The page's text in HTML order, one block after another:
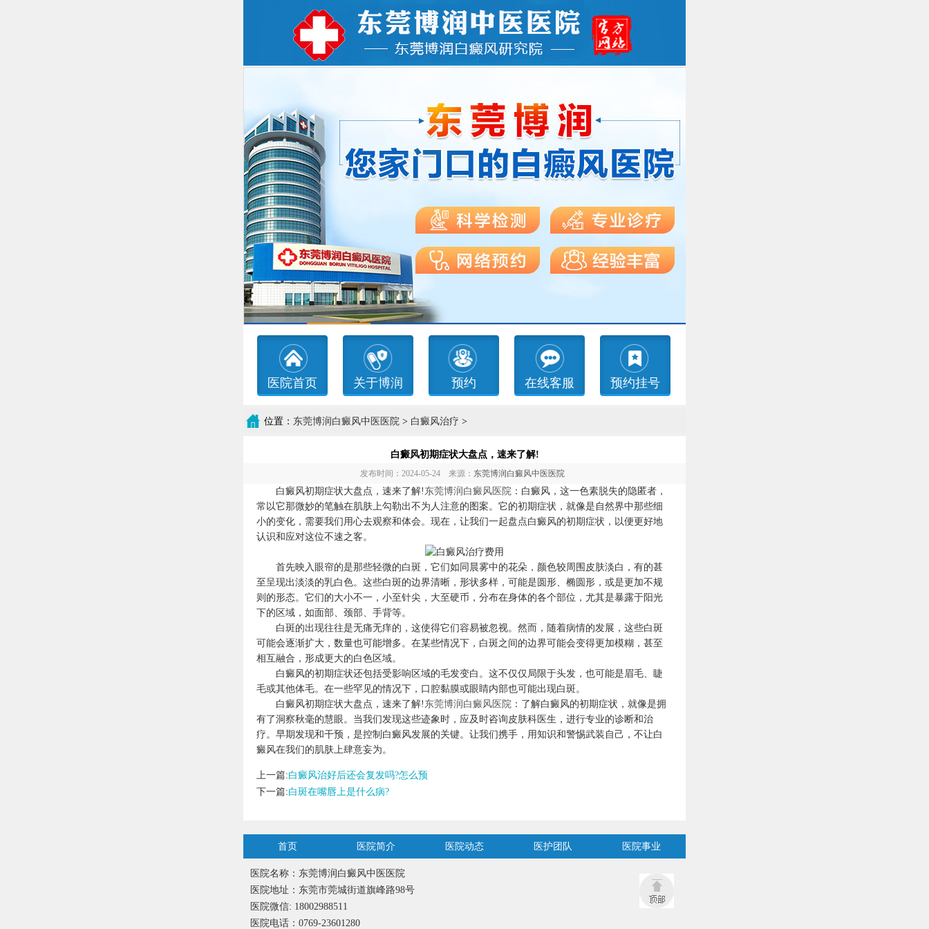
医院首页 关于博润 预约 在线客服 预约挂号
位置： 东莞博润白癜风中医医院 > 白癜风治疗 >
白癜风初期症状大盘点，速来了解!
发布时间：2024-05-24 来源： 东莞博润白癜风中医医院
白癜风初期症状大盘点，速来了解! 东莞博润白癜风医院 ：白癜风，这一色素脱失的隐匿者，
常以它那微妙的笔触在肌肤上勾勒出不为人注意的图案。它的初期症状，就像是自然界中那些细
小的变化，需要我们用心去观察和体会。现在，让我们一起盘点白癜风的初期症状，以便更好地
认识和应对这位不速之客。
首先映入眼帘的是那些轻微的白斑，它们如同晨雾中的花朵，颜色较周围皮肤淡白，有的甚
至呈现出淡淡的乳白色。这些白斑的边界清晰，形状多样，可能是圆形、椭圆形，或是更加不规
则的形态。它们的大小不一，小至针尖，大至硬币，分布在身体的各个部位，尤其是暴露于阳光
下的区域，如面部、颈部、手背等。
白斑的出现往往是无痛无痒的，这使得它们容易被忽视。然而，随着病情的发展，这些白斑
可能会逐渐扩大，数量也可能增多。在某些情况下，白斑之间的边界可能会变得更加模糊，甚至
相互融合，形成更大的白色区域。
白癜风的初期症状还包括受影响区域的毛发变白。这不仅仅局限于头发，也可能是眉毛、睫
毛或其他体毛。在一些罕见的情况下，口腔黏膜或眼睛内部也可能出现白斑。
白癜风初期症状大盘点，速来了解! 东莞博润白癜风医院 ：了解白癜风的初期症状，就像是拥
有了洞察秋毫的慧眼。当我们发现这些迹象时，应及时咨询皮肤科医生，进行专业的诊断和治
疗。早期发现和干预，是控制白癜风发展的关键。让我们携手，用知识和警惕武装自己，不让白
癜风在我们的肌肤上肆意妄为。
上一篇:白癜风治好后还会复发吗?怎么预
下一篇:白斑在嘴唇上是什么病?
首页 医院简介 医院动态 医护团队 医院事业
医院名称：东莞博润白癜风中医医院
医院地址：东莞市莞城街道旗峰路98号
医院微信: 18002988511
医院电话：0769-23601280